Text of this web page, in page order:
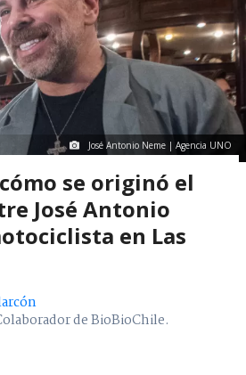
José Antonio Neme | Agencia UNO
se originó el
José Antonio
en Las
de BioBioChile.